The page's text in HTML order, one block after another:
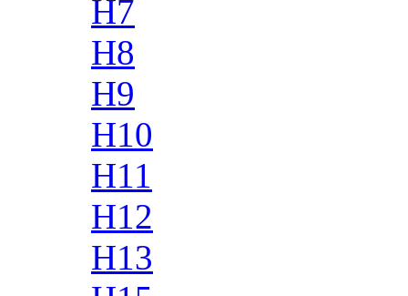
H7
H8
H9
H10
H11
H12
H13